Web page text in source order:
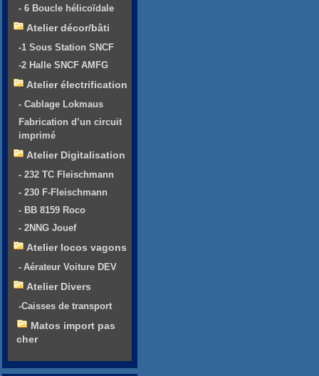
- 6 Boucle hélicoïdale
Atelier décor/bâti
-1 Sous Station SNCF
-2 Halle SNCF AMFG
Atelier électrification
- Cablage Lokmaus
Fabrication d’un circuit
imprimé
Atelier Digitalisation
- 232 TC Fleischmann
- 230 F-Fleischmann
- BB 8159 Roco
- 2NNG Jouef
Atelier locos vagons
- Aérateur Voiture DEV
Atelier Divers
-Caisses de transport
Matos import pas
cher